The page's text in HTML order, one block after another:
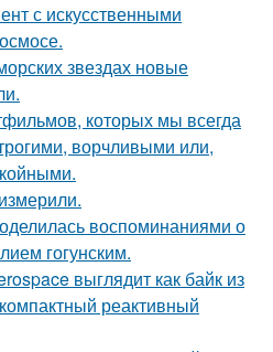
с искусственными
звездах новые
которых мы всегда
ворчливыми или,
воспоминаниями о
гогунским.
выглядит как байк из
реактивный